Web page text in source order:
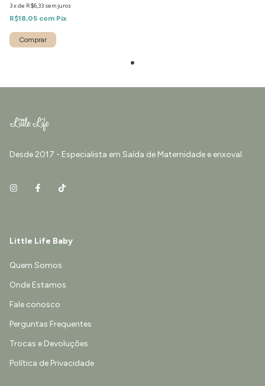
3xde R$6,33 sem juros
R$18,05 com Pix
Desde 2017 - Especialista em Saída de Maternidade e enxoval.
Little Life Baby
Quem Somos
Onde Estamos
Fale conosco
Perguntas Frequentes
Trocas e Devoluções
Política de Privacidade